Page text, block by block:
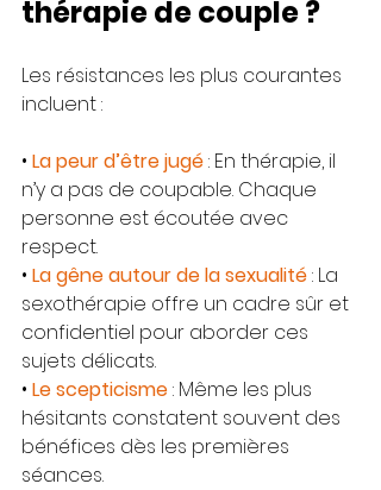
thérapie de couple ?
Les résistances les plus courantes
incluent :
• La peur d’être jugé : En thérapie, il
n’y a pas de coupable. Chaque
personne est écoutée avec
respect.
• La gêne autour de la sexualité : La
sexothérapie offre un cadre sûr et
confidentiel pour aborder ces
sujets délicats.
• Le scepticisme : Même les plus
hésitants constatent souvent des
bénéfices dès les premières
séances.